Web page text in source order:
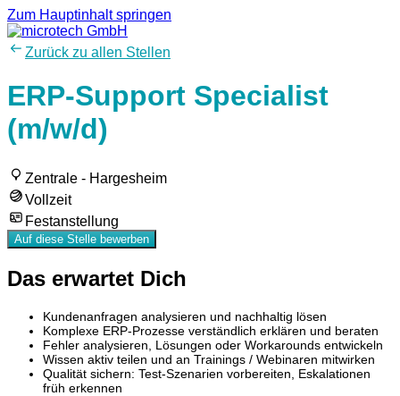
Zum Hauptinhalt springen
Zurück zu allen Stellen
ERP-Support Specialist
(m/w/d)
Zentrale - Hargesheim
Vollzeit
Festanstellung
Auf diese Stelle bewerben
Das erwartet Dich
Kundenanfragen analysieren und nachhaltig lösen
Komplexe ERP-Prozesse verständlich erklären und beraten
Fehler analysieren, Lösungen oder Workarounds entwickeln
Wissen aktiv teilen und an Trainings / Webinaren mitwirken
Qualität sichern: Test-Szenarien vorbereiten, Eskalationen
früh erkennen